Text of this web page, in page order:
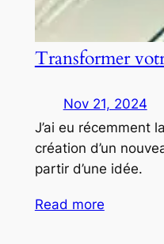
Transformer
Nov 21, 2024
J’ai eu récemment
création d’un
partir d’une idée.
Read more